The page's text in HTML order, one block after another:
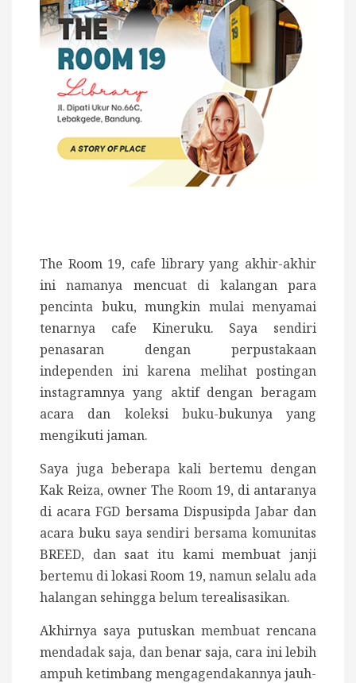
The Room 19, cafe library yang akhir-akhir
ini namanya mencuat di kalangan para
pencinta buku, mungkin mulai menyamai
tenarnya cafe Kineruku. Saya sendiri
penasaran dengan perpustakaan
independen ini karena melihat postingan
instagramnya yang aktif dengan beragam
acara dan koleksi buku-bukunya yang
mengikuti jaman.
Saya juga beberapa kali bertemu dengan
Kak Reiza, owner The Room 19, di antaranya
di acara FGD bersama Dispusipda Jabar dan
acara buku saya sendiri bersama komunitas
BREED, dan saat itu kami membuat janji
bertemu di lokasi Room 19, namun selalu ada
halangan sehingga belum terealisasikan.
Akhirnya saya putuskan membuat rencana
mendadak saja, dan benar saja, cara ini lebih
ampuh ketimbang mengagendakannya jauh-